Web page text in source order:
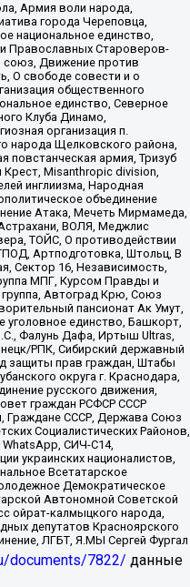
Армия воли народа,
города Череповца,
национальное единство,
Православных Староверов-
союз, Движение против
О свободе совести и о
общественного
единство, Северное
Клуба Динамо,
организация п.
народа Щелковского района,
повстанческая армия, Тризуб
Misanthropic division,
инглиизма, Народная
объединение
Атака, Мечеть Мирмамеда,
ВОЛЯ, Меджлис
ТОЙС, О противодействии
Артподготовка, Штольц, В
Сектор 16, Независимость,
МПГ, Курсом Правды и
группа, Автоград Крю, Союз
пансионат Ак Умут,
уголовное единство, Башкорт,
Фалунь Дафа, Иртыш Ultras,
РПК, Сибирский державный
защиты прав граждан, Штабы
округа г. Краснодара,
русского движения,
граждан РСФСР СССР
Граждане СССР, Держава Союз
Социалистических Районов,
WhatsApp, СИЧ-С14,
украинских националистов,
Всетатарское
Демократическое
Автономной Советской
ойрат-калмыцкого народа,
депутатов Красноярского
ЛГБТ, Я.МЫ Сергей Фургал
documents/7822/ данные